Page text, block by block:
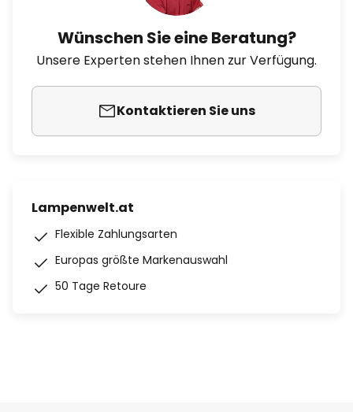
Wünschen Sie eine Beratung?
Unsere Experten stehen Ihnen zur Verfügung.
Kontaktieren Sie uns
Lampenwelt.at
Flexible Zahlungsarten
Europas größte Markenauswahl
50 Tage Retoure